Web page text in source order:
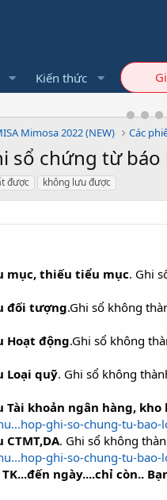
Kiến thức
Mimosa 2022 (NEW) Các
sổ chứng từ báo
được không lưu được
mục, thiếu tiểu mục. Ghi
đối tượng.Ghi sổ không
Hoạt động.Ghi sổ không
Loại quỹ. Ghi sổ không
Tài khoản ngân hàng, kho
ghi-so-chung-tu-
. Ghi sổ không
ghi-so-chung-tu-
TK...đến ngày....chỉ còn..